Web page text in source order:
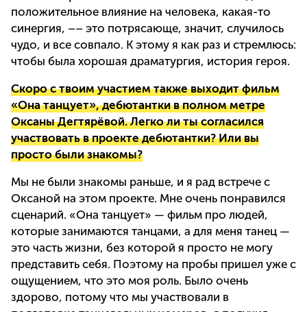
положительное влияние на человека, какая-то
синергия, –– это потрясающе, значит, случилось
чудо, и все совпало. К этому я как раз и стремлюсь:
чтобы была хорошая драматургия, история героя.
Скоро с твоим участием также выходит фильм
«Она танцует», дебютантки в полном метре
Оксаны Дегтярёвой. Легко ли ты согласился
участвовать в проекте дебютантки? Или вы
просто были знакомы?
Мы не были знакомы раньше, и я рад встрече с
Оксаной на этом проекте. Мне очень понравился
сценарий. «Она танцует» — фильм про людей,
которые занимаются танцами, а для меня танец —
это часть жизни, без которой я просто не могу
представить себя. Поэтому на пробы пришел уже с
ощущением, что это моя роль. Было очень
здорово, потому что мы участвовали в